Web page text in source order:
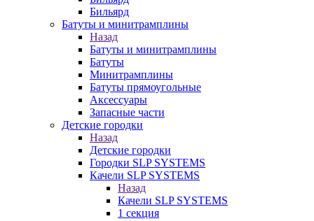
Бильяpд
Батуты и минитрамплины
Назад
Батуты и минитрамплины
Батуты
Минитрамплины
Батуты прямоугольные
Аксессуары
Запасные части
Детские городки
Назад
Детские городки
Городки SLP SYSTEMS
Качели SLP SYSTEMS
Назад
Качели SLP SYSTEMS
1 секция